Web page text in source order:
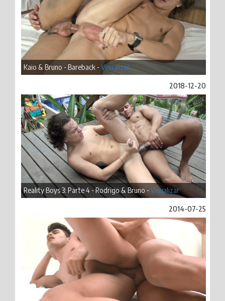
Kaio & Bruno - Bareback -Visualizar
2018-12-20
Reality Boys 3: Parte 4 - Rodrigo & Bruno -Visualizar
2014-07-25